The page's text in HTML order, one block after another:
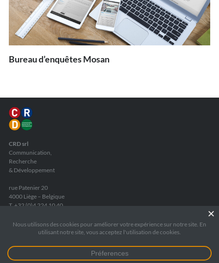
Bureau d’enquêtes Mosan
CRD srl
Communication,
Recherche
& Développement
rue Patenier 20
4000 Liège – Belgique
T. +32 (0)4 224 10 40
info@crd.be
TVA: BE 0440 725 735
RPM Liège